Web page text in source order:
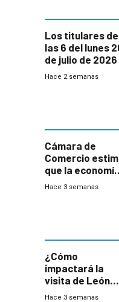
Los titulares de
las 6 del lunes
de julio de 2026
Hace 2 semanas
Cámara de
Comercio
que la economía
crecerá 1,6%
Hace 3 semanas
¿Cómo
impactará la
visita de León
XIV a Uruguay?
Hace 3 semanas